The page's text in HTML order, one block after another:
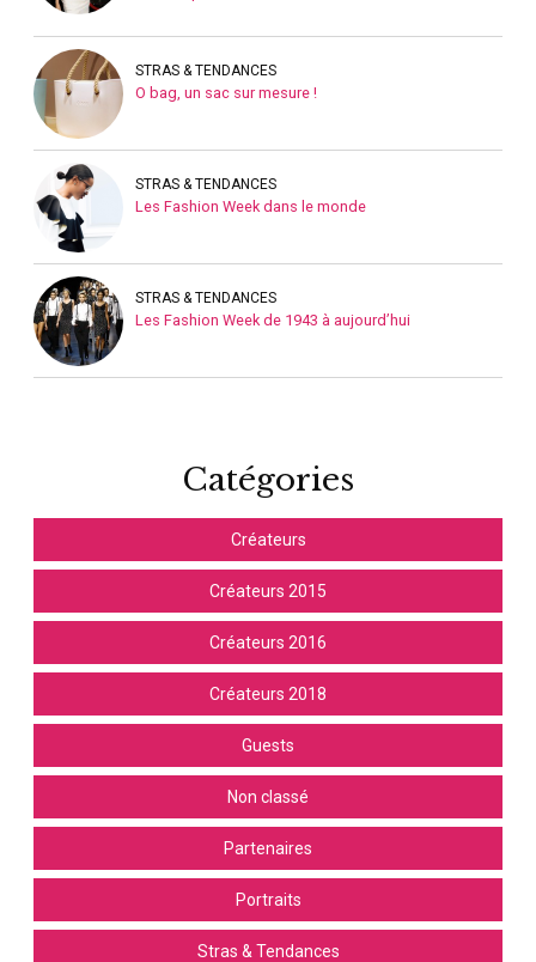
STRAS & TENDANCES
O bag, un sac sur mesure !
STRAS & TENDANCES
Les Fashion Week dans le monde
STRAS & TENDANCES
Les Fashion Week de 1943 à aujourd’hui
Catégories
Créateurs
Créateurs 2015
Créateurs 2016
Créateurs 2018
Guests
Non classé
Partenaires
Portraits
Stras & Tendances